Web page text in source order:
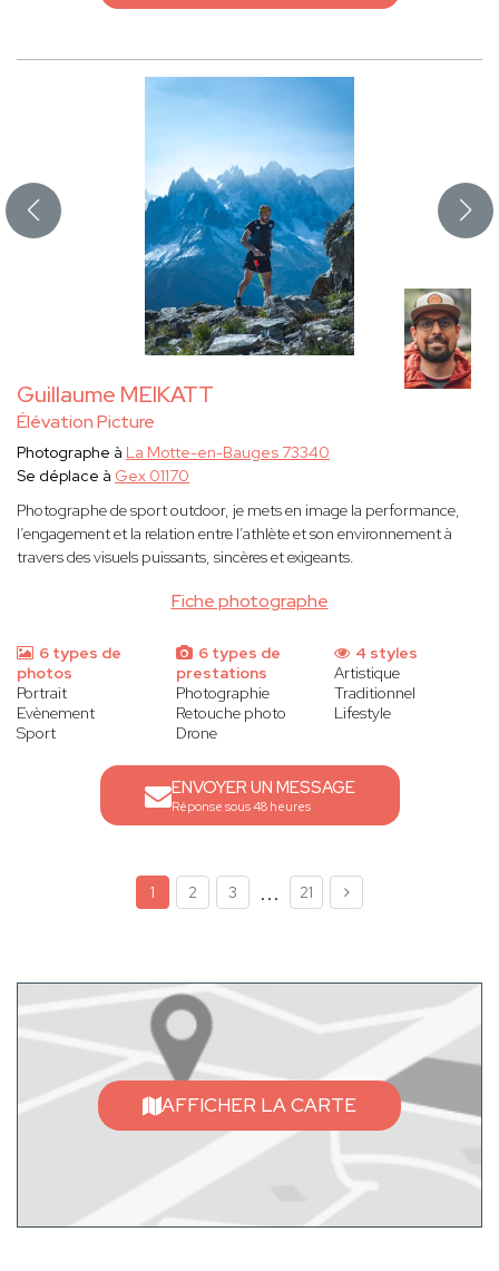
Guillaume MEIKATT
Élévation Picture
Fiche photographe
Photographe à La Motte-en-Bauges 73340
Se déplace à Gex 01170
Photographe de sport outdoor, je mets en image la performance,
l’engagement et la relation entre l’athlète et son environnement à
travers des visuels puissants, sincères et exigeants.
6 types de
photos
Portrait
Evènement
Sport
6 types de
prestations
Photographie
Retouche photo
Drone
4 styles
Artistique
Traditionnel
Lifestyle
ENVOYER UN MESSAGE
Réponse sous 48 heures
1 2 3 ... 21
AFFICHER LA CARTE